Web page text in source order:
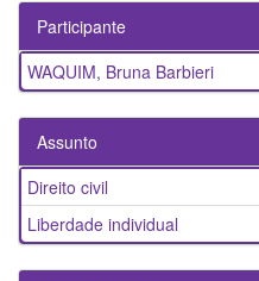
Participante
WAQUIM, Bruna Barbieri
Assunto
Direito civil
Liberdade individual